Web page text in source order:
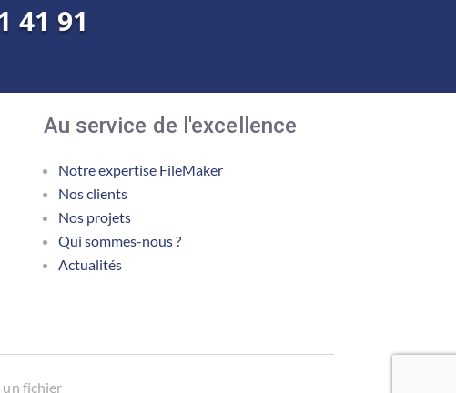
41 91
Au service de l'excellence
Notre expertise FileMaker
Nos clients
Nos projets
Qui sommes-nous ?
Actualités
un fichier